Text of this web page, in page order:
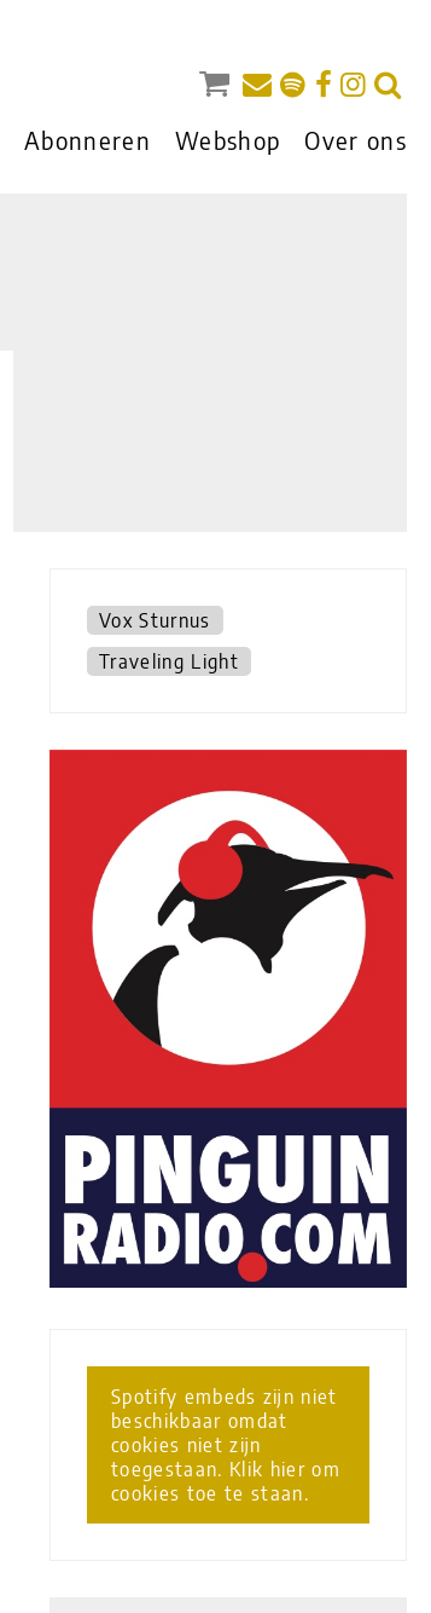
Abonneren Webshop Over ons
Vox Sturnus
Traveling Light
Spotify embeds zijn niet
beschikbaar omdat
cookies niet zijn
toegestaan. Klik hier om
cookies toe te staan.